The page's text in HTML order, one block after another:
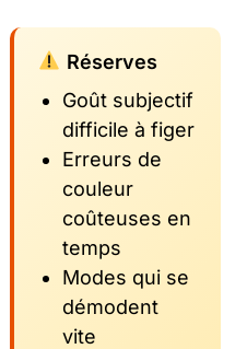
Réserves
Goût subjectif
difficile à figer
Erreurs de
couleur
coûteuses en
temps
Modes qui se
démodent
vite